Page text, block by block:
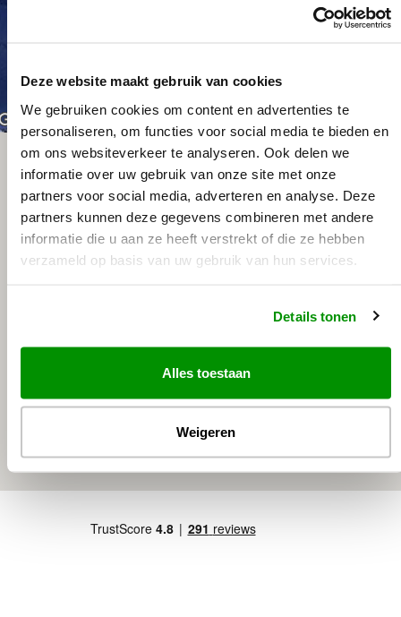
Deze website maakt gebruik van cookies
We gebruiken cookies om content en advertenties te
personaliseren, om functies voor social media te bieden en
om ons websiteverkeer te analyseren. Ook delen we
informatie over uw gebruik van onze site met onze
partners voor social media, adverteren en analyse. Deze
partners kunnen deze gegevens combineren met andere
informatie die u aan ze heeft verstrekt of die ze hebben
verzameld op basis van uw gebruik van hun services.
Details tonen
Alles toestaan
Weigeren
Sneltoetsen De afbeelding kan auteursrechtelijk beschermd zijn